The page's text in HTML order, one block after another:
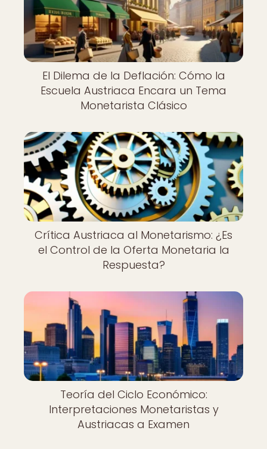
El Dilema de la Deflación: Cómo la
Escuela Austriaca Encara un Tema
Monetarista Clásico
Crítica Austriaca al Monetarismo: ¿Es
el Control de la Oferta Monetaria la
Respuesta?
Teoría del Ciclo Económico:
Interpretaciones Monetaristas y
Austriacas a Examen